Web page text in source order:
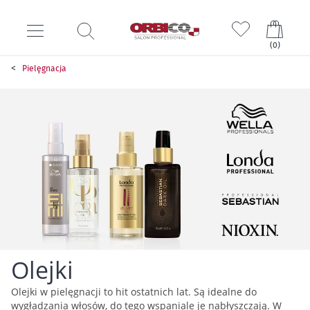
(0)
Pielęgnacja
Olejki
Olejki w pielęgnacji to hit ostatnich lat. Są idealne do
wygładzania włosów, do tego wspaniale je nabłyszczają. W